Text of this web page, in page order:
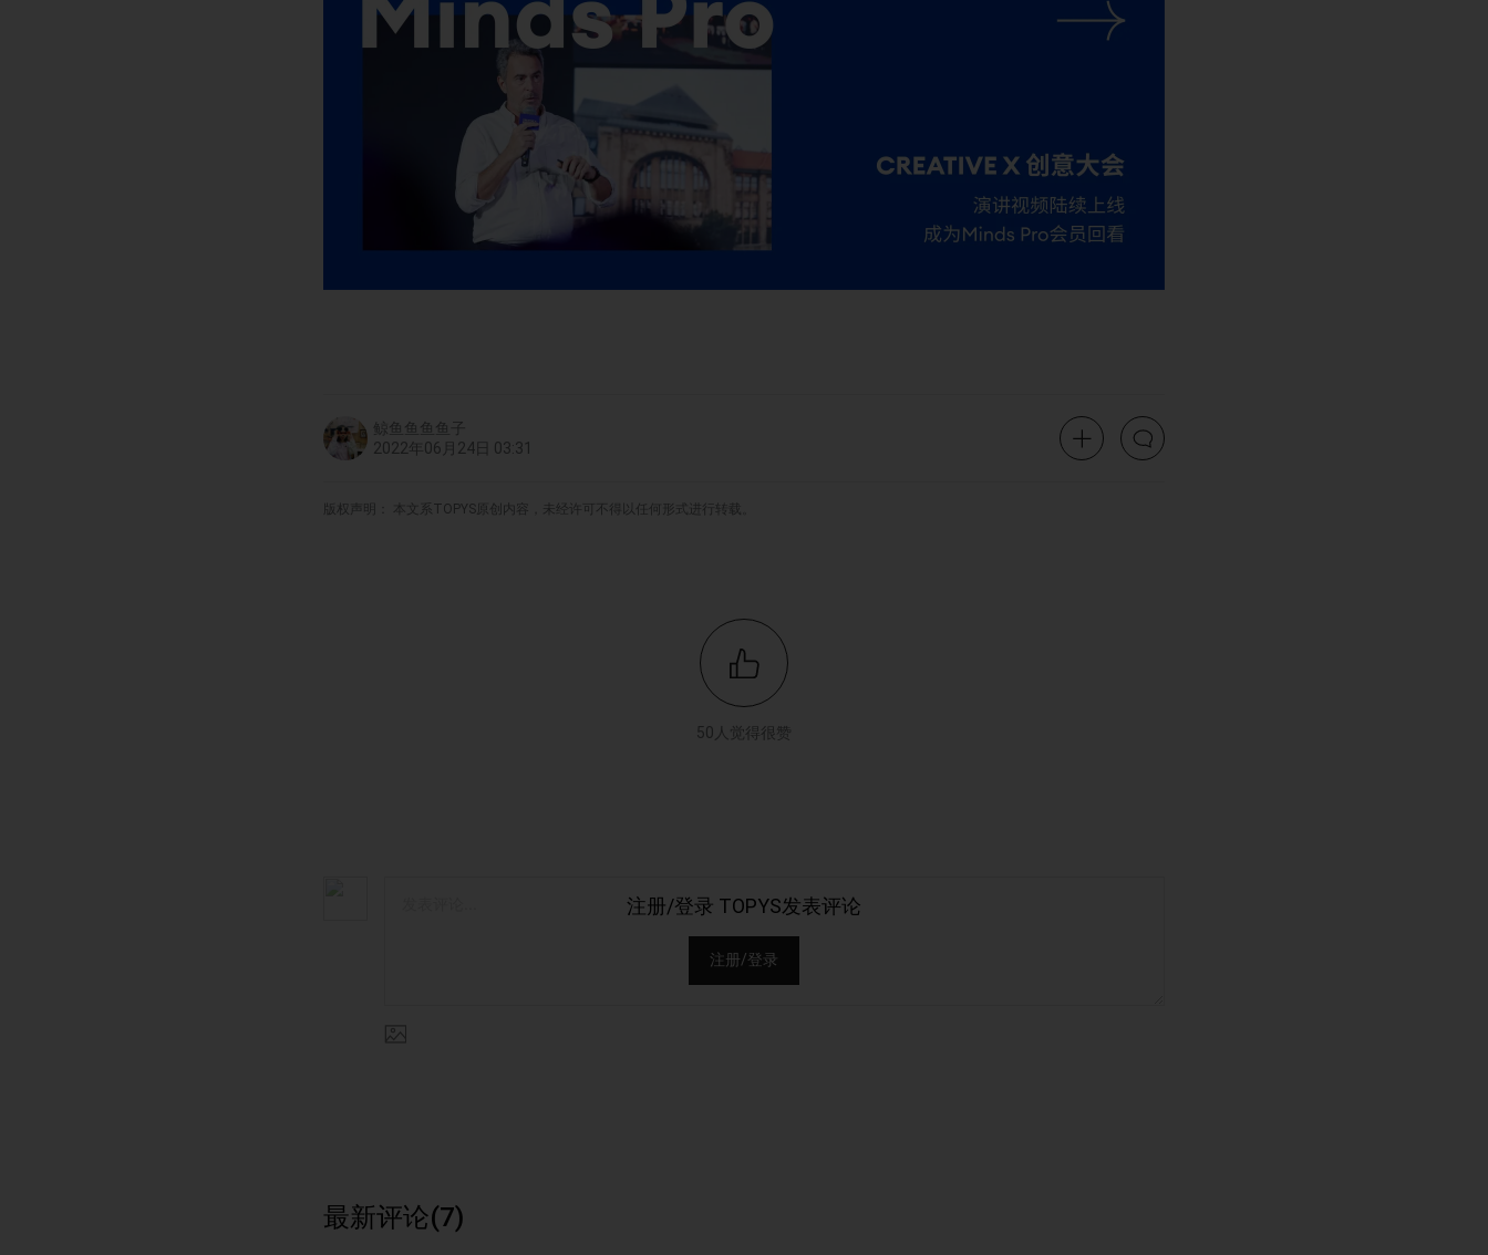
鲸鱼鱼鱼鱼子
2022年06月24日 03:31
版权声明： 本文系TOPYS原创内容，未经许可不得以任何形式进行转载。
50人觉得很赞
注册/登录 TOPYS发表评论
注册/登录
最新评论(7)